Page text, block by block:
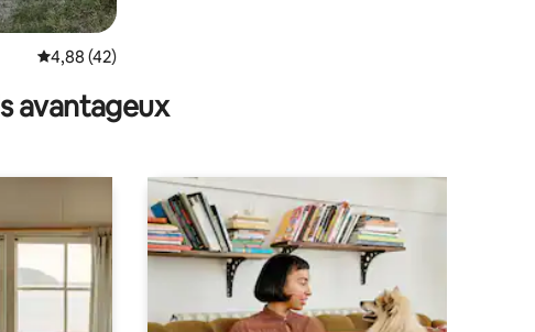
Évaluation moyenne sur la base de 42 commentaires : 4,88 sur 5
4,88 (42)
avantageux